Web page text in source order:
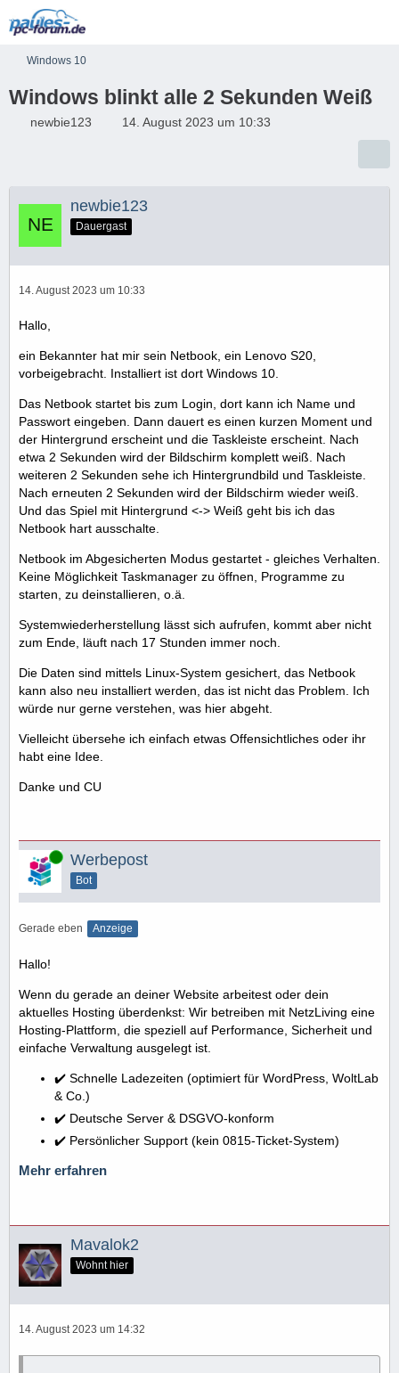
Windows 10
Windows blinkt alle 2 Sekunden Weiß
newbie123 14. August 2023 um 10:33
newbie123
Dauergast
14. August 2023 um 10:33
Hallo,
ein Bekannter hat mir sein Netbook, ein Lenovo S20,
vorbeigebracht. Installiert ist dort Windows 10.
Das Netbook startet bis zum Login, dort kann ich Name und
Passwort eingeben. Dann dauert es einen kurzen Moment und
der Hintergrund erscheint und die Taskleiste erscheint. Nach
etwa 2 Sekunden wird der Bildschirm komplett weiß. Nach
weiteren 2 Sekunden sehe ich Hintergrundbild und Taskleiste.
Nach erneuten 2 Sekunden wird der Bildschirm wieder weiß.
Und das Spiel mit Hintergrund <-> Weiß geht bis ich das
Netbook hart ausschalte.
Netbook im Abgesicherten Modus gestartet - gleiches Verhalten.
Keine Möglichkeit Taskmanager zu öffnen, Programme zu
starten, zu deinstallieren, o.ä.
Systemwiederherstellung lässt sich aufrufen, kommt aber nicht
zum Ende, läuft nach 17 Stunden immer noch.
Die Daten sind mittels Linux-System gesichert, das Netbook
kann also neu installiert werden, das ist nicht das Problem. Ich
würde nur gerne verstehen, was hier abgeht.
Vielleicht übersehe ich einfach etwas Offensichtliches oder ihr
habt eine Idee.
Danke und CU
Online Werbepost
Bot
Gerade eben Anzeige
Hallo!
Wenn du gerade an deiner Website arbeitest oder dein
aktuelles Hosting überdenkst: Wir betreiben mit NetzLiving eine
Hosting-Plattform, die speziell auf Performance, Sicherheit und
einfache Verwaltung ausgelegt ist.
✔️ Schnelle Ladezeiten (optimiert für WordPress, WoltLab
& Co.)
✔️ Deutsche Server & DSGVO-konform
✔️ Persönlicher Support (kein 0815-Ticket-System)
Mehr erfahren
Mavalok2
Wohnt hier
14. August 2023 um 14:32